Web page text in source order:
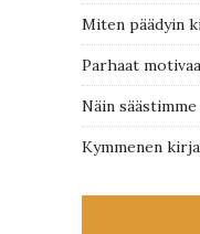
Miten päädyin
Parhaat
Näin
Kymmenen